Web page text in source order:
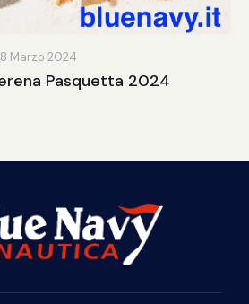
Marzo 2024
Pasquetta 2024